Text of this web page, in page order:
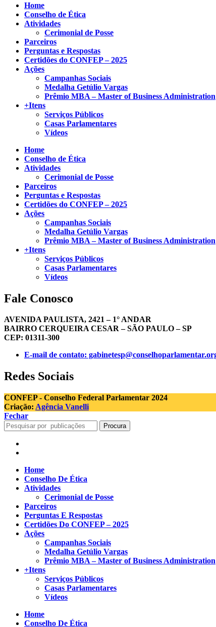
Home
Conselho de Ética
Atividades
Cerimonial de Posse
Parceiros
Perguntas e Respostas
Certidões do CONFEP – 2025
Ações
Campanhas Sociais
Medalha Getúlio Vargas
Prêmio MBA – Master of Business Administration
+Itens
Serviços Públicos
Casas Parlamentares
Vídeos
Home
Conselho de Ética
Atividades
Cerimonial de Posse
Parceiros
Perguntas e Respostas
Certidões do CONFEP – 2025
Ações
Campanhas Sociais
Medalha Getúlio Vargas
Prêmio MBA – Master of Business Administration
+Itens
Serviços Públicos
Casas Parlamentares
Vídeos
Fale Conosco
AVENIDA PAULISTA, 2421 – 1° ANDAR
BAIRRO CERQUEIRA CESAR – SÃO PAULO – SP
CEP: 01311-300
E-mail de contato:
Redes Sociais
CONFEP - Conselho Federal Parlamentar 2024
Criação: Agência Vanelli
Fechar
Procura
Home
Conselho De Ética
Atividades
Cerimonial de Posse
Parceiros
Perguntas E Respostas
Certidões Do CONFEP – 2025
Ações
Campanhas Sociais
Medalha Getúlio Vargas
Prêmio MBA – Master of Business Administration
+Itens
Serviços Públicos
Casas Parlamentares
Vídeos
Home
Conselho De Ética